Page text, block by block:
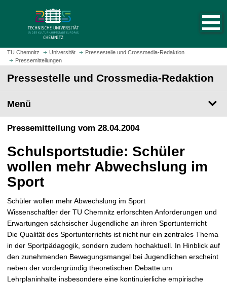
m
H
t
s
i
e
a
u
r
f
e
TU Chemnitz Universität
Pressestelle und Crossmedia-Redaktion
Pressemitteilungen
Pressestelle und Crossmedia-Redaktion
Menü
Pressemitteilung vom 28.04.2004
Schulsportstudie: Schüler
wollen mehr Abwechslung im
Sport
Schüler wollen mehr Abwechslung im Sport
Wissenschaftler der TU Chemnitz erforschten Anforderungen und
Erwartungen sächsischer Jugendliche an ihren Sportunterricht
Die Qualität des Sportunterrichts ist nicht nur ein zentrales Thema
in der Sportpädagogik, sondern zudem hochaktuell. In Hinblick auf
den zunehmenden Bewegungsmangel bei Jugendlichen erscheint
neben der vordergründig theoretischen Debatte um
Lehrplaninhalte insbesondere eine kontinuierliche empirische